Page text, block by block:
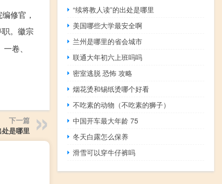
修官，
。徽宗
卷、
下一篇
处是哪里
“续将教人读”的出处是哪里
美国哪些大学最安全啊
兰州是哪里的省会城市
联通大年初六上班吗吗
密室逃脱 恐怖 攻略
烟花烫和锡纸烫哪个好看
不吃素的动物（不吃素的狮子）
中国开车最大年龄 75
冬天白露怎么保养
滑雪可以穿牛仔裤吗